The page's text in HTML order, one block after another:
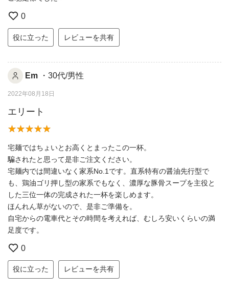
0
役に立った レビューを共有
Em ・30代/男性
2022年08月18日
エリート
宅麺ではちょいとお高くとまったこの一杯。
騙されたと思って是非ご注文ください。
宅麺内では間違いなく家系No.1です。直系特有の醤油先行型で
も、鶏油ゴリ押し型の家系でもなく、濃厚な豚骨スープを主役と
した三位一体の完成された一杯を楽しめます。
ほんれん草がないので、是非ご準備を。
自宅からの電車代とその時間を考えれば、むしろ安いくらいの満
足度です。
0
役に立った レビューを共有